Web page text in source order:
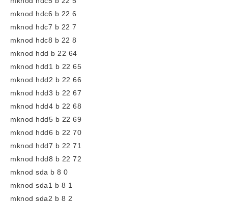
mknod hdc6 b 22 6
mknod hdc7 b 22 7
mknod hdc8 b 22 8
mknod hdd b 22 64
mknod hdd1 b 22 65
mknod hdd2 b 22 66
mknod hdd3 b 22 67
mknod hdd4 b 22 68
mknod hdd5 b 22 69
mknod hdd6 b 22 70
mknod hdd7 b 22 71
mknod hdd8 b 22 72
mknod sda b 8 0
mknod sda1 b 8 1
mknod sda2 b 8 2